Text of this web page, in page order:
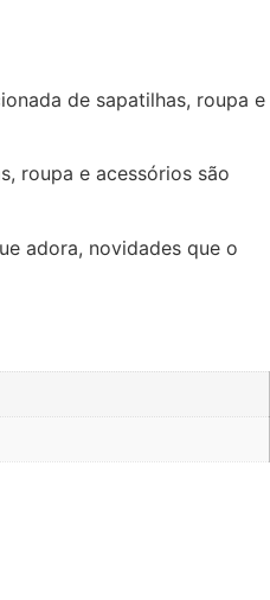
de sapatilhas, roupa e
roupa e acessórios são
adora, novidades que o